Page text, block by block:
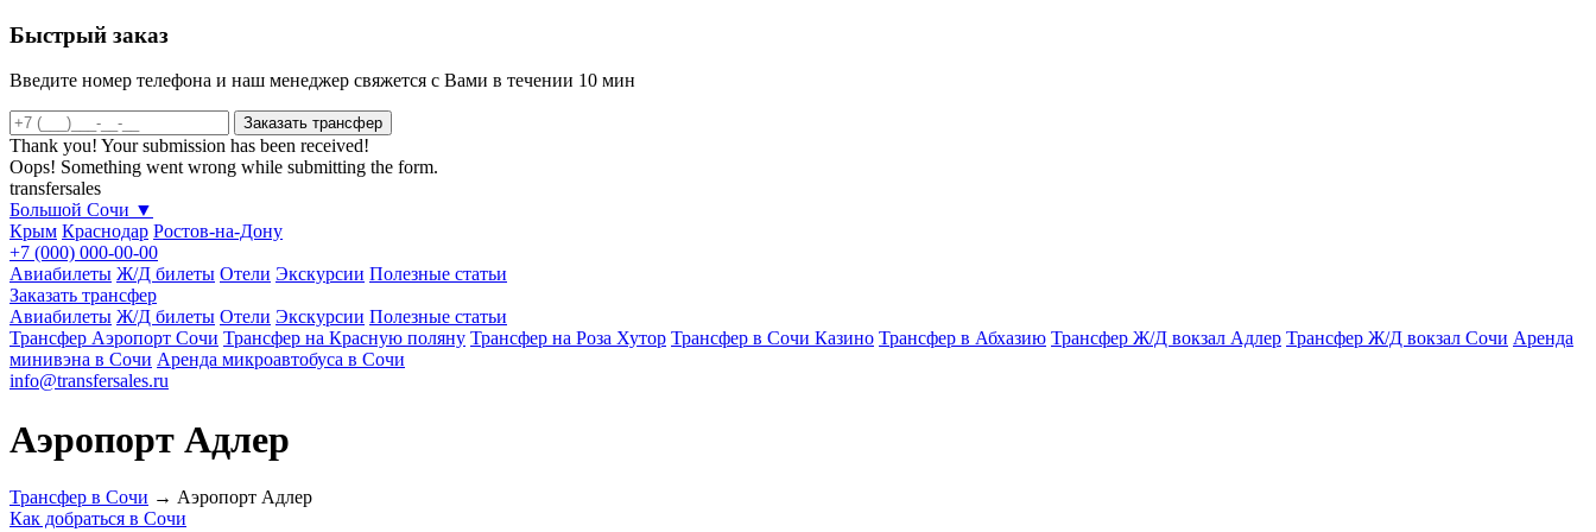
Быстрый заказ
Введите номер телефона и наш менеджер свяжется с Вами в течении 10 мин
Thank you! Your submission has been received!
Oops! Something went wrong while submitting the form.
transfersales
Большой Сочи ▼
Крым Краснодар Ростов-на-Дону
+7 (000) 000-00-00
Авиабилеты Ж/Д билеты Отели Экскурсии Полезные статьи
Заказать трансфер
Авиабилеты Ж/Д билеты Отели Экскурсии Полезные статьи
Трансфер Аэропорт Сочи Трансфер на Красную поляну Трансфер на Роза Хутор Трансфер в Сочи Казино Трансфер в Абхазию Трансфер Ж/Д вокзал Адлер Трансфер Ж/Д вокзал Сочи Аренда
минивэна в Сочи Аренда микроавтобуса в Сочи
info@transfersales.ru
Аэропорт Адлер
Трансфер в Сочи → Аэропорт Адлер
Как добраться в Сочи